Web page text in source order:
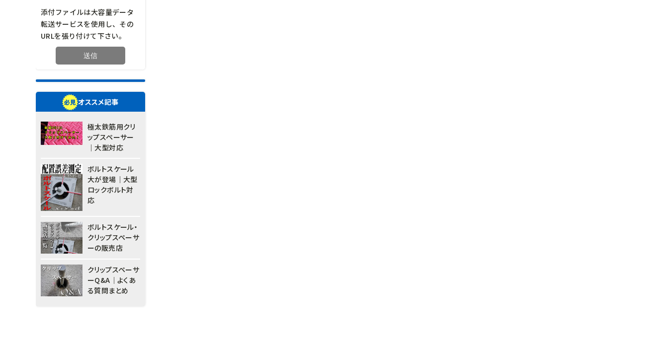
添付ファイルは大容量データ
転送サービスを使用し、その
URLを張り付けて下さい。
オススメ記事
極太鉄筋用クリ
ップスペーサー
｜大型対応
ボルトスケール
大が登場｜大型
ロックボルト対
応
ボルトスケール・
クリップスペーサ
ーの販売店
クリップスペーサ
ーQ&A｜よくあ
る質問まとめ